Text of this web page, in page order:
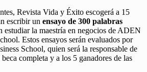
Revista Vida y Éxito escogerá a 15
escribir un ensayo de 300 palabras
estudiar la maestría en negocios de ADEN
Estos ensayos serán evaluados por
School, quien será la responsable de
completa y a los 5 ganadores de las